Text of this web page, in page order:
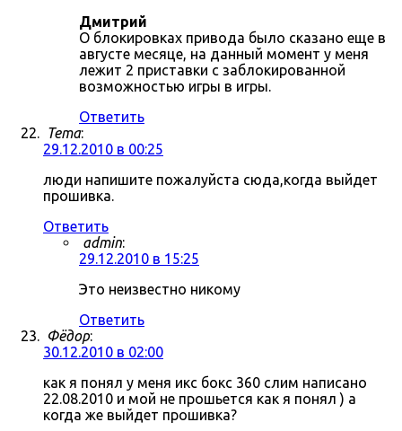
Дмитрий
О блокировках привода было сказано еще в
августе месяце, на данный момент у меня
лежит 2 приставки с заблокированной
возможностью игры в игры.
Ответить
Tema:
29.12.2010 в 00:25
люди напишите пожалуйста сюда,когда выйдет
прошивка.
Ответить
admin:
29.12.2010 в 15:25
Это неизвестно никому
Ответить
Фёдор:
30.12.2010 в 02:00
как я понял у меня икс бокс 360 слим написано
22.08.2010 и мой не прошьется как я понял ) а
когда же выйдет прошивка?